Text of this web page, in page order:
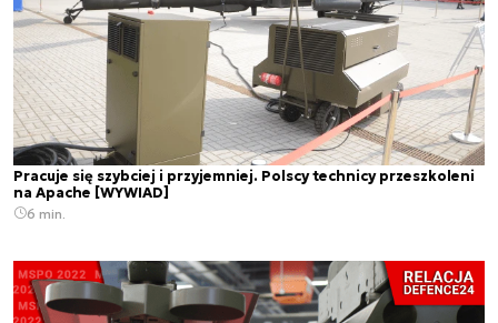
Pracuje się szybciej i przyjemniej. Polscy technicy przeszkoleni
na Apache [WYWIAD]
6 min.